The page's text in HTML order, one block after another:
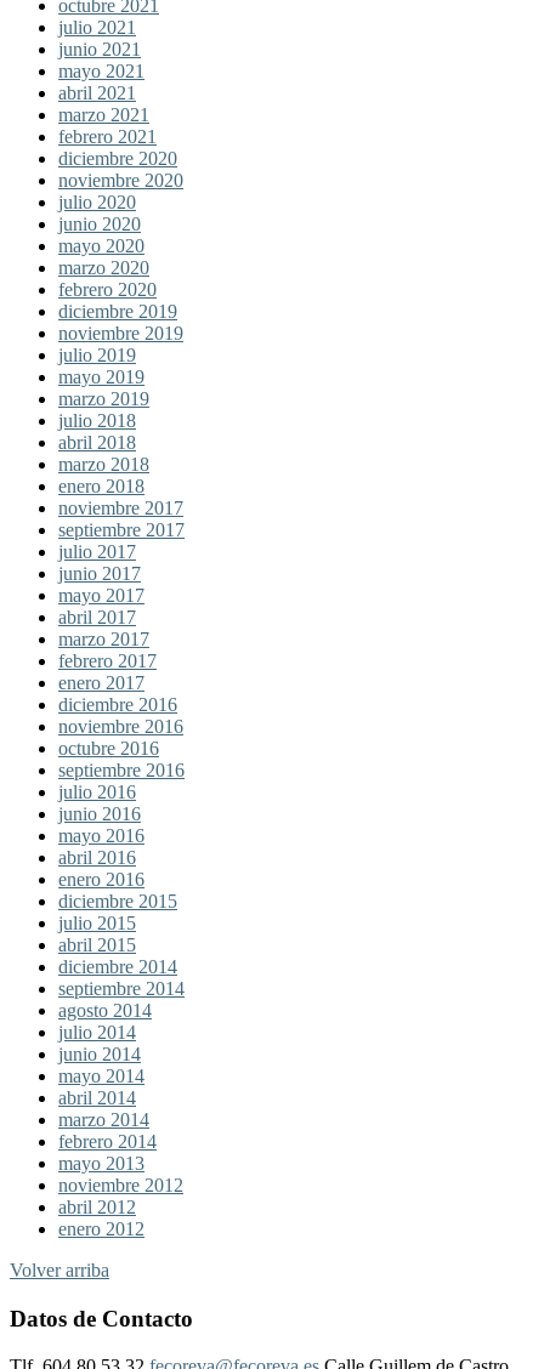
octubre 2021
julio 2021
junio 2021
mayo 2021
abril 2021
marzo 2021
febrero 2021
diciembre 2020
noviembre 2020
julio 2020
junio 2020
mayo 2020
marzo 2020
febrero 2020
diciembre 2019
noviembre 2019
julio 2019
mayo 2019
marzo 2019
julio 2018
abril 2018
marzo 2018
enero 2018
noviembre 2017
septiembre 2017
julio 2017
junio 2017
mayo 2017
abril 2017
marzo 2017
febrero 2017
enero 2017
diciembre 2016
noviembre 2016
octubre 2016
septiembre 2016
julio 2016
junio 2016
mayo 2016
abril 2016
enero 2016
diciembre 2015
julio 2015
abril 2015
diciembre 2014
septiembre 2014
agosto 2014
julio 2014
junio 2014
mayo 2014
abril 2014
marzo 2014
febrero 2014
mayo 2013
noviembre 2012
abril 2012
enero 2012
Volver arriba
Datos de Contacto